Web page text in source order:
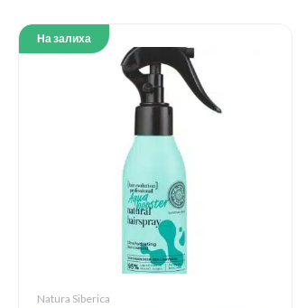
На залиха
Natura Siberica